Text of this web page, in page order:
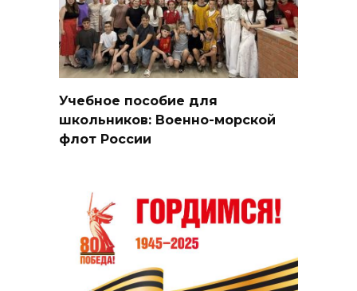
Учебное пособие для
школьников: Военно-морской
флот России